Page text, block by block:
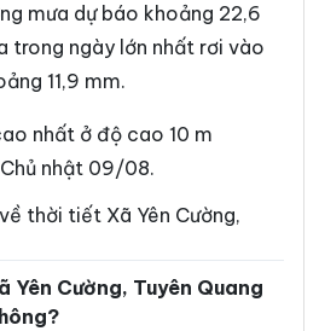
Xã Kiên Đài
Xã Kim Bình
Xã Linh Hồ
Xã Lũng Cú
Xã Mèo Vạc
mưa dự báo khoảng 22,6
trong ngày lớn nhất rơi vào
11,9 mm.
nhất ở độ cao 10 m
nhật 09/08.
thời tiết Xã Yên Cường,
Yên Cường, Tuyên Quang